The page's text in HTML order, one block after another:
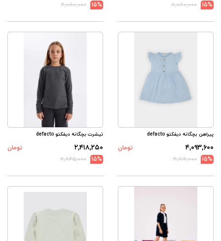
15%
۸,۰۸۰,۰۰۰
15%
۴,۰۸۰,۰۰۰
پیراهن بچگانه دیفکتو defacto
۴,۰۹۳,۶۰۰
تومان
15%
۴,۸۱۶,۰۰۰
تیشرت بچگانه دیفکتو defacto
۲,۴۱۸,۲۵۰
تومان
15%
۲,۸۴۵,۰۰۰